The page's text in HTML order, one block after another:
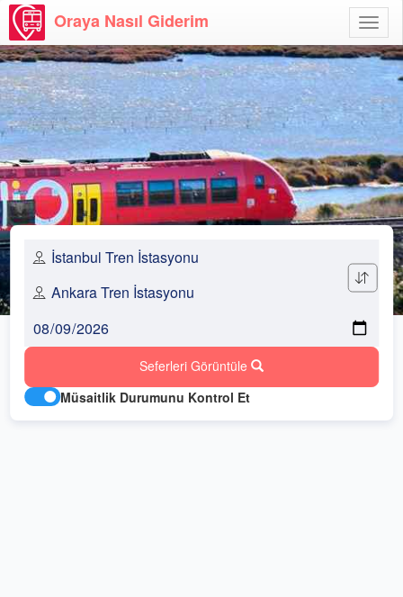
Aç
Oraya Nasıl Giderim
Seferleri Görüntüle
Müsaitlik Durumunu Kontrol Et